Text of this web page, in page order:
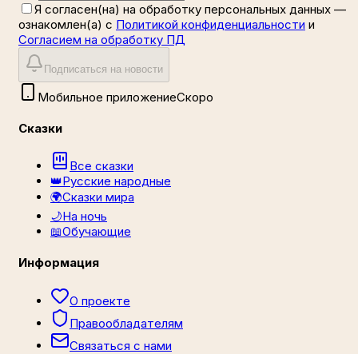
Я согласен(на) на обработку персональных данных —
ознакомлен(а) с Политикой конфиденциальности и
Согласием на обработку ПД
Подписаться на новости
Мобильное приложениеСкоро
Сказки
Все сказки
👑Русские народные
🌍Сказки мира
🌙На ночь
📖Обучающие
Информация
О проекте
Правообладателям
Связаться с нами